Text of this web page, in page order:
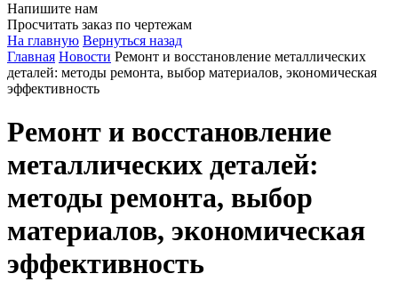
Напишите нам
Просчитать заказ по чертежам
На главную Вернуться назад
Главная Новости Ремонт и восстановление металлических
деталей: методы ремонта, выбор материалов, экономическая
эффективность
Ремонт и восстановление
металлических деталей:
методы ремонта, выбор
материалов, экономическая
эффективность